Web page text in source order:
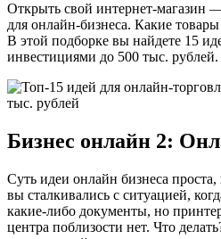
Открыть свой интернет-магазин
для онлайн-бизнеса. Какие
В этой подборке вы найдете 15
инвестициями до 500 тыс. рублей.
Бизнес онлайн 2:
Суть идеи онлайн бизнеса
вы сталкивались с ситуацией,
какие-либо документы, но
центра поблизости нет. Что